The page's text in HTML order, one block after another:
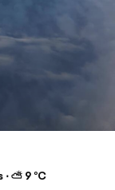
⛅ 9 °C